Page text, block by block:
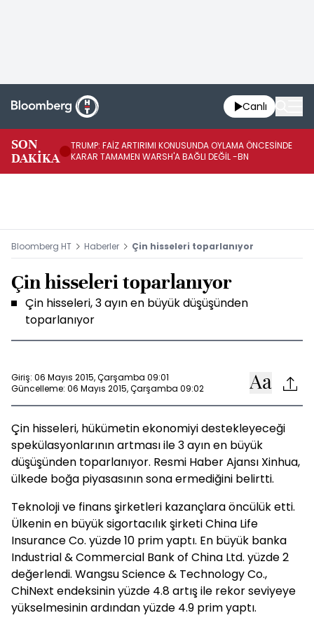
Canlı
SON
DAKİKA
TRUMP: FAİZ ARTIRIMI KONUSUNDA OYLAMA ÖNCESİNDE
KARAR TAMAMEN WARSH'A BAĞLI DEĞİL -BN
Bloomberg HT Haberler Çin hisseleri toparlanıyor
Çin hisseleri toparlanıyor
Çin hisseleri, 3 ayın en büyük düşüşünden
toparlanıyor
Giriş: 06 Mayıs 2015, Çarşamba 09:01
Güncelleme: 06 Mayıs 2015, Çarşamba 09:02
Çin hisseleri, hükümetin ekonomiyi destekleyeceği
spekülasyonlarının artması ile 3 ayın en büyük
düşüşünden toparlanıyor. Resmi Haber Ajansı Xinhua,
ülkede boğa piyasasının sona ermediğini belirtti.
Teknoloji ve finans şirketleri kazançlara öncülük etti.
Ülkenin en büyük sigortacılık şirketi China Life
Insurance Co. yüzde 10 prim yaptı. En büyük banka
Industrial & Commercial Bank of China Ltd. yüzde 2
değerlendi. Wangsu Science & Technology Co.,
ChiNext endeksinin yüzde 4.8 artış ile rekor seviyeye
yükselmesinin ardından yüzde 4.9 prim yaptı.